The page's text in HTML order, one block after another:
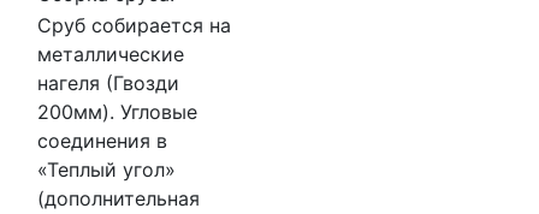
Сруб собирается на
металлические
нагеля (Гвозди
200мм). Угловые
соединения в
«Теплый угол»
(дополнительная